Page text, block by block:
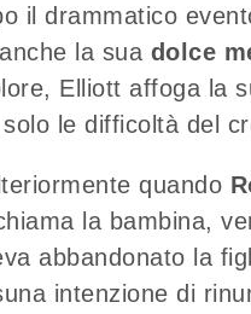
il drammatico
la sua dolce
Elliott affoga la
le difficoltà del
quando
la bambina,
abbandonato la
intenzione di